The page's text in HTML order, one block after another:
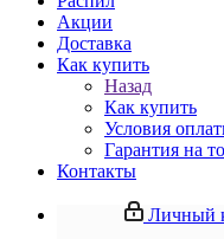
Акции
Доставка
Как купить
Назад
Как купить
Условия
Гарантия на
Контакты
Личный